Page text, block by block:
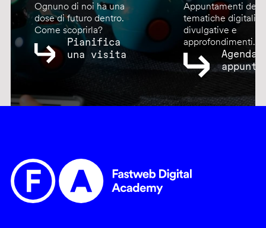
Ognuno di noi ha una
dose di futuro dentro.
Come scoprirla?
Pianifica
una visita
Appuntamenti
tematiche digitali,
divulgative e
approfondimenti.
Agenda